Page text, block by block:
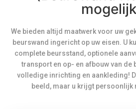
We bieden altijd maatwerk voor uw
beurswand ingericht op uw eisen. U
complete beursstand, optionele
transport en op- en afbouw van de
volledige inrichting en aankleding!
beeld, maar u krijgt persoonlijk